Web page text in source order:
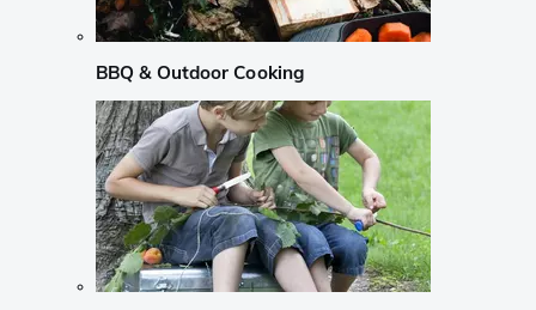
BBQ & Outdoor Cooking